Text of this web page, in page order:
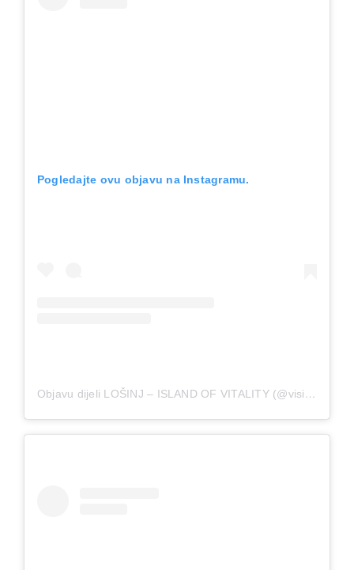
Pogledajte ovu objavu na Instagramu.
Objavu dijeli LOŠINJ – ISLAND OF VITALITY (@visitlosinj)